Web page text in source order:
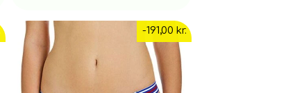
-191,00 kr.